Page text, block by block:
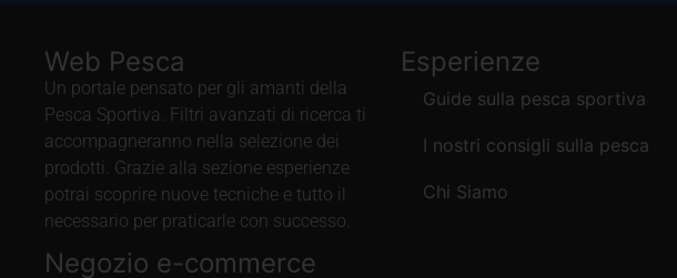
Web Pesca
Un portale pensato per gli amanti della
Pesca Sportiva. Filtri avanzati di ricerca ti
accompagneranno nella selezione dei
prodotti. Grazie alla sezione esperienze
potrai scoprire nuove tecniche e tutto il
necessario per praticarle con successo.
Negozio e-commerce
Esperienze
Guide sulla pesca sportiva
I nostri consigli sulla pesca
Chi Siamo